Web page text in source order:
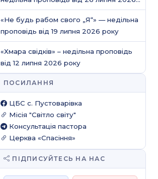
року
«Не будь рабом свого „Я“» — недільна
проповідь від 19 липня 2026 року
«Хмара свідків» – недільна проповідь
від 12 липня 2026 року
ПОСИЛАННЯ
ЦБС c. Пустоварівка
Місія "Світло світу"
Консультація пастора
Церква «Спасіння»
ПІДПИСУЙТЕСЬ НА НАС